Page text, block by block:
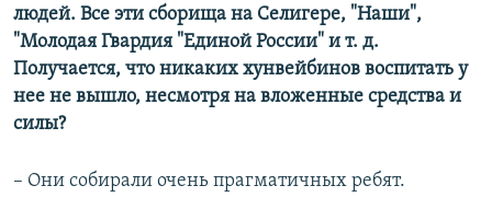
людей. Все эти сборища на Селигере, "Наши",
"Молодая Гвардия "Единой России" и т. д.
Получается, что никаких хунвейбинов воспитать у
нее не вышло, несмотря на вложенные средства и
силы?
– Они собирали очень прагматичных ребят.